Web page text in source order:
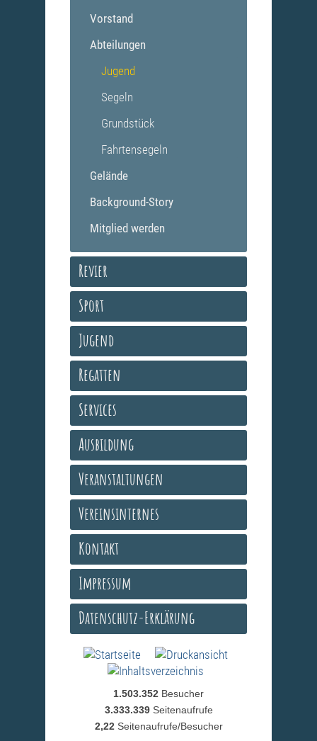
Vorstand
Abteilungen
Jugend
Segeln
Grundstück
Fahrtensegeln
Gelände
Background-Story
Mitglied werden
Revier
Sport
Jugend
Regatten
Services
Ausbildung
Veranstaltungen
Vereinsinternes
Kontakt
Impressum
Datenschutz-Erklärung
1.503.352 Besucher
3.333.339 Seitenaufrufe
2,22 Seitenaufrufe/Besucher